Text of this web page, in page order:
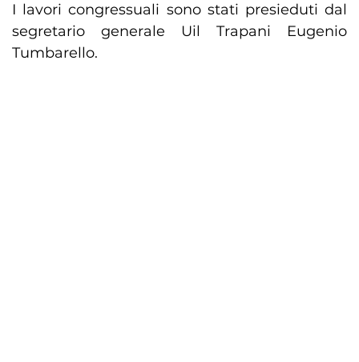
I lavori congressuali sono stati presieduti dal
segretario generale Uil Trapani Eugenio
Tumbarello.